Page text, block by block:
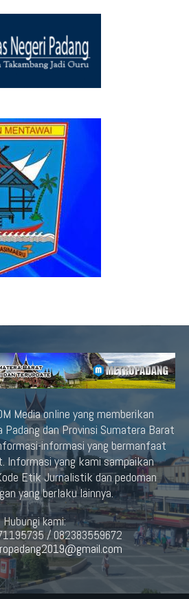
Media online yang memberikan
dan Provinsi Sumatera Barat
informasi yang bermanfaat
Informasi yang kami sampaikan
Etik Jurnalistik dan pedoman
yang berlaku lainnya.
Hubungi kami:
/ 082383559672